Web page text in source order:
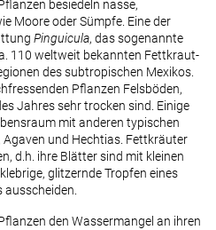
besiedeln nasse,
Moore oder Sümpfe. Eine der
Pinguicula, das sogenannte
110 weltweit bekannten Fettkraut-
des subtropischen Mexikos.
Pflanzen Felsböden,
Jahres sehr trocken sind. Einige
mit anderen typischen
Agaven und Hechtias. Fettkräuter
d.h. ihre Blätter sind mit kleinen
glitzernde Tropfen eines
den Wassermangel an ihren